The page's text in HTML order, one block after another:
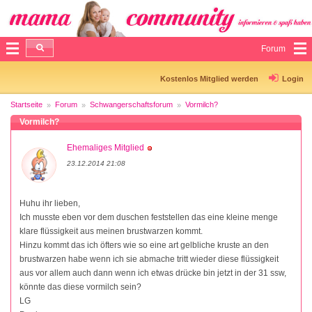
Forum
Kostenlos Mitglied werden Login
Startseite Forum Schwangerschaftsforum Vormilch?
Vormilch?
Ehemaliges Mitglied
23.12.2014 21:08
Huhu ihr lieben,
Ich musste eben vor dem duschen feststellen das eine kleine menge
klare flüssigkeit aus meinen brustwarzen kommt.
Hinzu kommt das ich öfters wie so eine art gelbliche kruste an den
brustwarzen habe wenn ich sie abmache tritt wieder diese flüssigkeit
aus vor allem auch dann wenn ich etwas drücke bin jetzt in der 31 ssw,
könnte das diese vormilch sein?
LG